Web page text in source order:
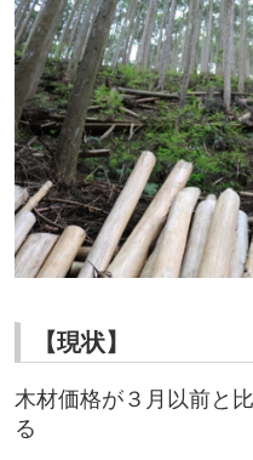
【現状】
木材価格が３月以前と
る